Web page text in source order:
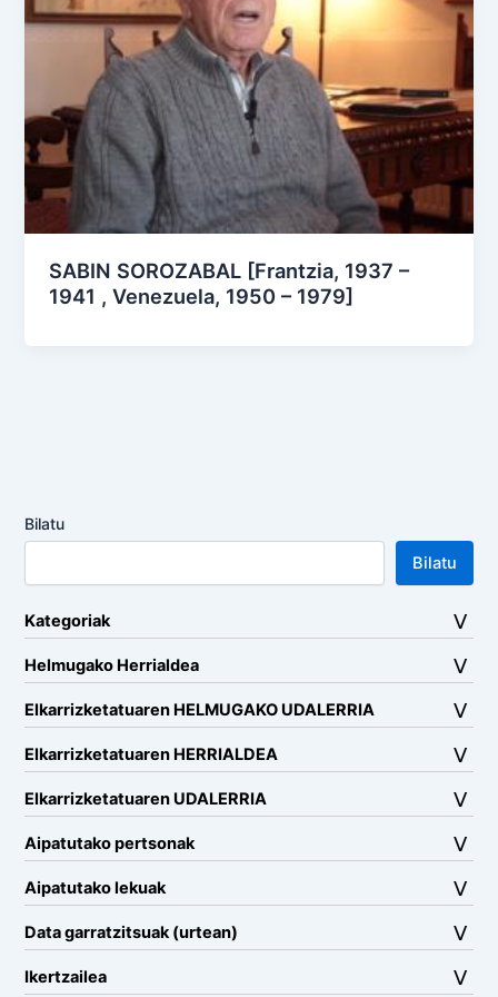
SABIN SOROZABAL [Frantzia, 1937 –
1941 , Venezuela, 1950 – 1979]
Bilatu
Bilatu
Kategoriak
Helmugako Herrialdea
Elkarrizketatuaren HELMUGAKO UDALERRIA
Elkarrizketatuaren HERRIALDEA
Elkarrizketatuaren UDALERRIA
Aipatutako pertsonak
Aipatutako lekuak
Data garratzitsuak (urtean)
Ikertzailea